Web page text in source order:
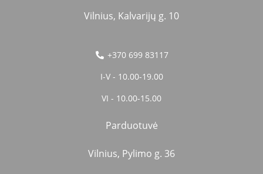
Vilnius, Kalvarijų g. 10
+370 699 83117
I-V - 10.00-19.00
VI - 10.00-15.00
Parduotuvė
Vilnius, Pylimo g. 36